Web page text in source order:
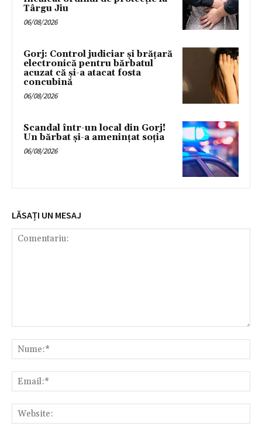
Târgu Jiu
06/08/2026
Gorj: Control judiciar și brățară
electronică pentru bărbatul
acuzat că și-a atacat fosta
concubină
06/08/2026
Scandal într-un local din Gorj!
Un bărbat și-a amenințat soția
06/08/2026
LĂSAȚI UN MESAJ